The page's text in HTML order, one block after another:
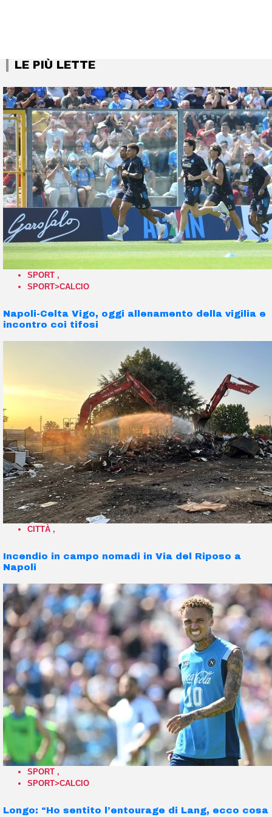
LE PIÙ LETTE
SPORT ,
SPORT>CALCIO
Napoli-Celta Vigo, oggi allenamento della vigilia e
incontro coi tifosi
CITTÀ ,
Incendio in campo nomadi in Via del Riposo a
Napoli
SPORT ,
SPORT>CALCIO
Longo: “Ho sentito l’entourage di Lang, ecco cosa